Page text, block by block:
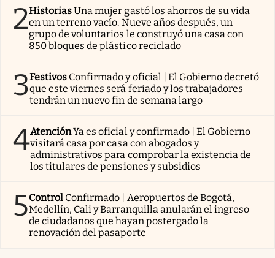
2HistoriasUna mujer gastó los ahorros de su vida
en un terreno vacío. Nueve años después, un
grupo de voluntarios le construyó una casa con
850 bloques de plástico reciclado
3Festivos Confirmado y oficial | El Gobierno decretó
que este viernes será feriado y los trabajadores
tendrán un nuevo fin de semana largo
4AtenciónYa es oficial y confirmado | El Gobierno
visitará casa por casa con abogados y
administrativos para comprobar la existencia de
los titulares de pensiones y subsidios
5Control Confirmado | Aeropuertos de Bogotá,
Medellín, Cali y Barranquilla anularán el ingreso
de ciudadanos que hayan postergado la
renovación del pasaporte